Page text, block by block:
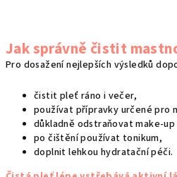
u
Jak správně čistit
Pro dosažení nejlepších výsledků
čistit pleť ráno i večer,
používat přípravky určené pro
důkladně odstraňovat make-up
po čištění používat tonikum,
doplnit lehkou hydratační péči.